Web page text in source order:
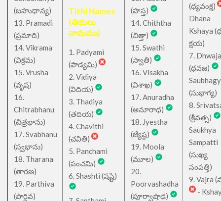
(బహుధాన్య)
13. Pramadi
(ప్రమాది)
14. Vikrama
(విక్రమ)
15. Vrusha
(వృష)
16.
Chitrabhanu
(చిత్రభాను)
17. Svabhanu
(స్వభాను)
18. Tharana
(తారణ)
19. Parthiva
(పార్థివ)
Tithi Names
(తిథులు
నామము)
1. Padyami
(పాడ్యమి)
2. Vidiya
(విదియ)
3. Thadiya
(తదియ)
4. Chavithi
(చవితి)
5. Panchami
(పంచమి)
6. Shashti (షష్టి)
(హస్త)
14. Chiththa
(చిత్తా)
15. Swathi
(స్వాతి)
16. Visakha
(విశాఖ)
17. Anuradha
(అనూరాధ)
18. Jyestha
(జ్యేష్ఠ)
19. Moola
(మూల)
20.
Poorvashadha
(పూర్వాషాఢ)
(ధ్యవంక్ష)
Dhana
Kshaya
క్షయ)
7. Dhwaja
(ధవజ)
(సుభాగ్య)
8.
(శ్రీవత్స)
Saukhya
Sampatti
(సుఖ్య
సంపత్తి)
9. Vajra
-